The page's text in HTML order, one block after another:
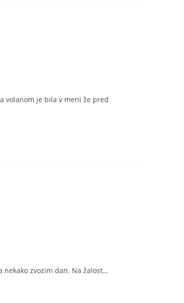
volanom je bila v meni že pred
nekako zvozim dan. Na žalost…